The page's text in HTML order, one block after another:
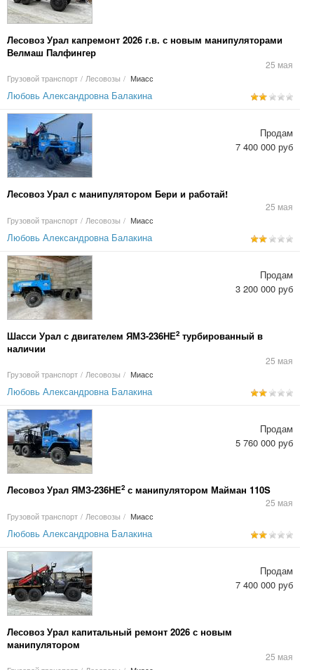
Лесовоз Урал капремонт 2026 г.в. с новым манипуляторами
Велмаш Палфингер
25 мая
Грузовой транспорт / Лесовозы / Миасс
Любовь Александровна Балакина
Лесовоз Урал с манипулятором Бери и работай!
25 мая
Грузовой транспорт / Лесовозы / Миасс
Продам
7 400 000 руб
Любовь Александровна Балакина
Шасси Урал с двигателем ЯМЗ-236НЕ2 турбированный в
наличии
25 мая
Грузовой транспорт / Лесовозы / Миасс
Продам
3 200 000 руб
Любовь Александровна Балакина
Лесовоз Урал ЯМЗ-236НЕ2 с манипулятором Майман 110S
25 мая
Грузовой транспорт / Лесовозы / Миасс
Продам
5 760 000 руб
Любовь Александровна Балакина
Лесовоз Урал капитальный ремонт 2026 с новым
манипулятором
25 мая
Продам
7 400 000 руб